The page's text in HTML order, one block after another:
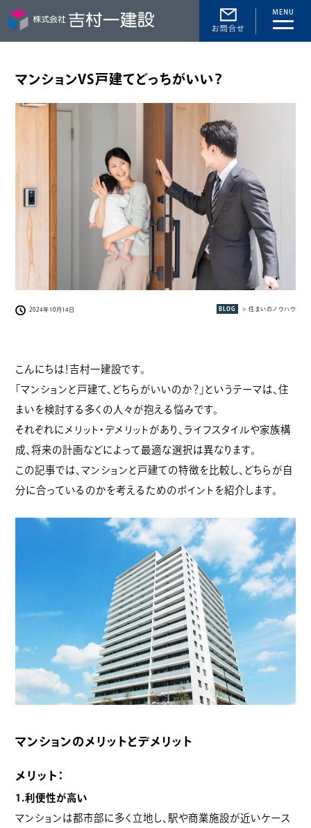
toggle
マンションVS戸建てどっちがいい？
2024年10月14日 BLOG > 住まいのノウハウ
こんにちは！吉村一建設です。
「マンションと戸建て、どちらがいいのか？」というテーマは、住
まいを検討する多くの人々が抱える悩みです。
それぞれにメリット・デメリットがあり、ライフスタイルや家族構
成、将来の計画などによって最適な選択は異なります。
この記事では、マンションと戸建ての特徴を比較し、どちらが自
分に合っているのかを考えるためのポイントを紹介します。
マンションのメリットとデメリット
メリット：
1.利便性が高い
マンションは都市部に多く立地し、駅や商業施設が近いケース